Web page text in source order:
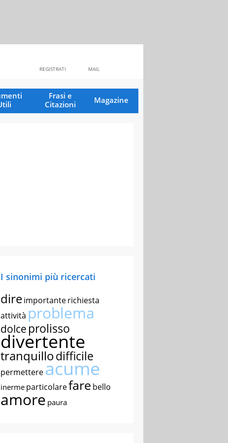
MAIL
REGISTRATI
Frasi e
Citazioni
Magazine
I sinonimi più ricercati
direimportanterichiesta
attività problema
dolce prolisso
divertente
tranquillodifficile
permettereacume
inerme particolarefare bello
amore paura